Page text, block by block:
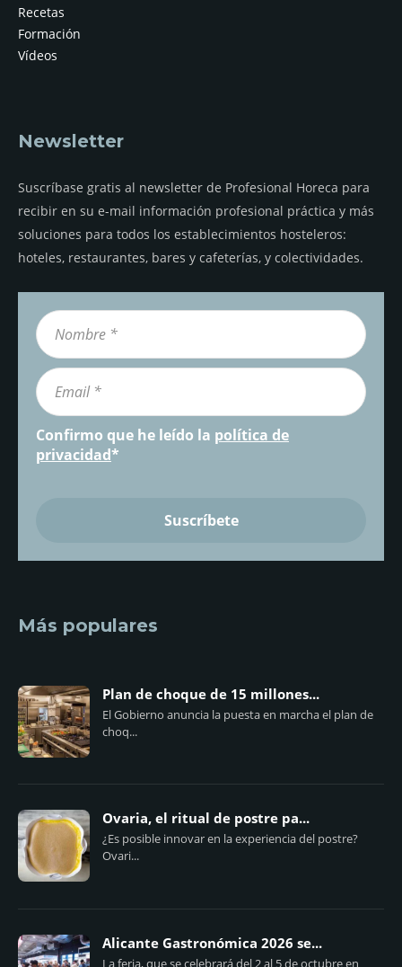
Recetas
Formación
Vídeos
Newsletter
Suscríbase gratis al newsletter de Profesional Horeca para
recibir en su e-mail información profesional práctica y más
soluciones para todos los establecimientos hosteleros:
hoteles, restaurantes, bares y cafeterías, y colectividades.
Confirmo que he leído la política de
privacidad*
Más populares
Plan de choque de 15 millones...
El Gobierno anuncia la puesta en marcha el plan de
choq...
Ovaria, el ritual de postre pa...
¿Es posible innovar en la experiencia del postre?
Ovari...
Alicante Gastronómica 2026 se...
La feria, que se celebrará del 2 al 5 de octubre en